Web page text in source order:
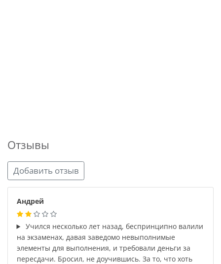
Отзывы
Добавить отзыв
Андрей
Учился несколько лет назад, беспринципно валили
на экзаменах, давая заведомо невыполнимые
элементы для выполнения, и требовали деньги за
пересдачи. Бросил, не доучившись. За то, что хоть